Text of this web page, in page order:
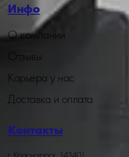
Инфо
О компании
Отзывы
Карьера у нас
Доставка и оплата
Контакты